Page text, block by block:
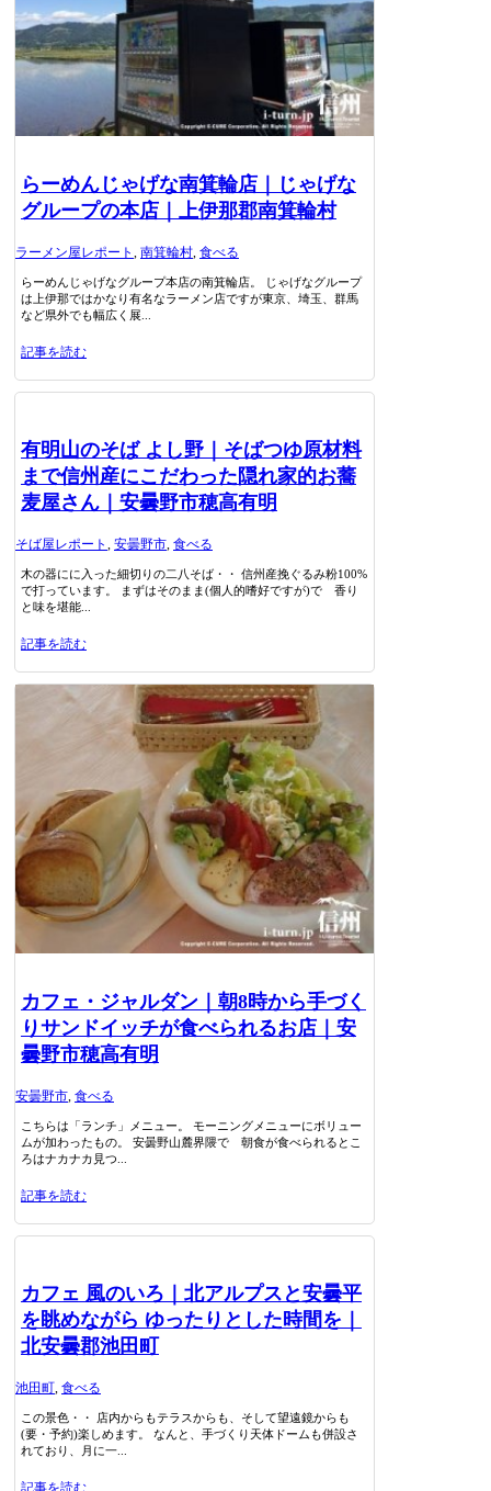
らーめんじゃげな南箕輪店｜じゃげな
グループの本店｜上伊那郡南箕輪村
ラーメン屋レポート , 南箕輪村, 食べる
らーめんじゃげなグループ本店の南箕輪店。 じゃげなグループ
は上伊那ではかなり有名なラーメン店ですが東京、埼玉、群馬
など県外でも幅広く展...
記事を読む
有明山のそば よし野｜そばつゆ原材料
まで信州産にこだわった隠れ家的お蕎
麦屋さん｜安曇野市穂高有明
そば屋レポート , 安曇野市, 食べる
木の器にに入った細切りの二八そば・・ 信州産挽ぐるみ粉100%
で打っています。 まずはそのまま(個人的嗜好ですが)で 香り
と味を堪能...
記事を読む
カフェ・ジャルダン｜朝8時から手づく
りサンドイッチが食べられるお店｜安
曇野市穂高有明
安曇野市, 食べる
こちらは「ランチ」メニュー。 モーニングメニューにボリュー
ムが加わったもの。 安曇野山麓界隈で 朝食が食べられるとこ
ろはナカナカ見つ...
記事を読む
カフェ 風のいろ｜北アルプスと安曇平
を眺めながら ゆったりとした時間を｜
北安曇郡池田町
池田町, 食べる
この景色・・ 店内からもテラスからも、そして望遠鏡からも
(要・予約)楽しめます。 なんと、手づくり天体ドームも併設さ
れており、月に一...
記事を読む